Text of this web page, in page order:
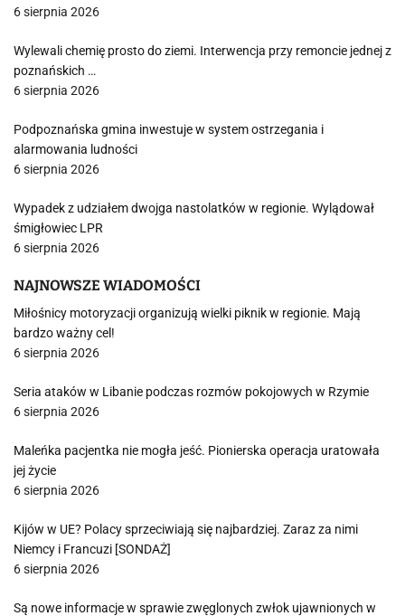
6 sierpnia 2026
Wylewali chemię prosto do ziemi. Interwencja przy remoncie jednej z
poznańskich …
6 sierpnia 2026
Podpoznańska gmina inwestuje w system ostrzegania i
alarmowania ludności
6 sierpnia 2026
Wypadek z udziałem dwojga nastolatków w regionie. Wylądował
śmigłowiec LPR
6 sierpnia 2026
NAJNOWSZE WIADOMOŚCI
Miłośnicy motoryzacji organizują wielki piknik w regionie. Mają
bardzo ważny cel!
6 sierpnia 2026
Seria ataków w Libanie podczas rozmów pokojowych w Rzymie
6 sierpnia 2026
Maleńka pacjentka nie mogła jeść. Pionierska operacja uratowała
jej życie
6 sierpnia 2026
Kijów w UE? Polacy sprzeciwiają się najbardziej. Zaraz za nimi
Niemcy i Francuzi [SONDAŻ]
6 sierpnia 2026
Są nowe informacje w sprawie zwęglonych zwłok ujawnionych w